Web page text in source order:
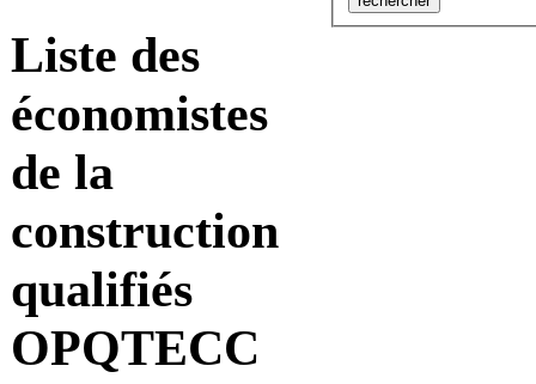
Liste des
économistes
de la
construction
qualifiés
OPQTECC